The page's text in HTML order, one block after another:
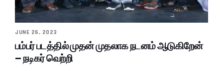
JUNE 26, 2023
பம்பர் படத்தில் முதன் முதலாக நடனம் ஆடுகிறேன்
– நடிகர் வெற்றி